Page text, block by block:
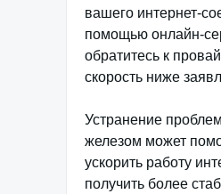
вашего интернет-
помощью онлайн-
обратитесь к
скорость ниже
Устранение
железом может
ускорить работу
получить более